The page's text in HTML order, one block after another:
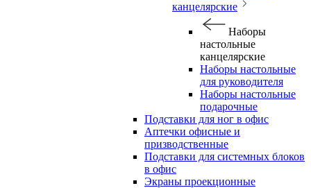
канцелярские
Наборы
настольные
канцелярские
Наборы настольные
для руководителя
Наборы настольные
подарочные
Подставки для ног в офис
Аптечки офисные и
призводственные
Подставки для системных блоков
в офис
Экраны проекционные